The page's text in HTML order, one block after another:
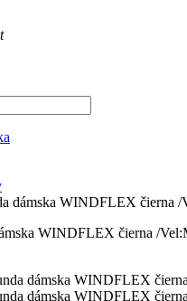
dámska WINDFLEX čierna /